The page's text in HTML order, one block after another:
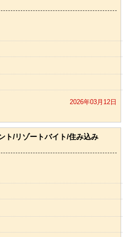
2026年03月12日
ト/リゾートバイト/住み込み